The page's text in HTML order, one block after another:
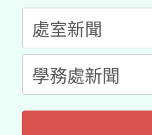
月28日止